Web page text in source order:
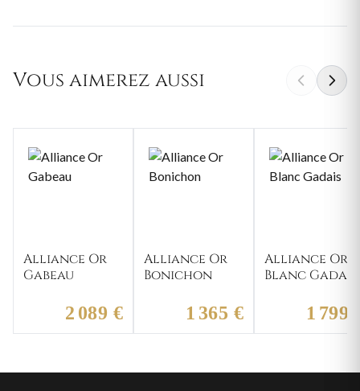
Vous aimerez aussi
Alliance Or
Gabeau
2 089 €
Alliance Or
Bonichon
1 365 €
Alliance Or
Blanc Gadais
1 799